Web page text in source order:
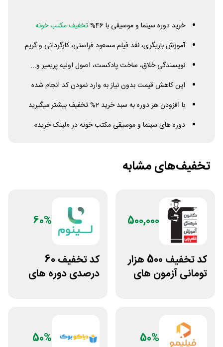
خرید دوره سینما و موسیقی با 46%
تخفیف مکتب خونه
آموزش بازیگری، نقد فیلم مسعود فراستی، کارگردانی و گریم
نویسندگی خلاق، ساخت پادکست، اصول اولیه پریمیر و...
این کاهش قیمت بدون نیاز به وارد نمودن کد انجام شده
با افزودن هر دوره به سبد خرید 2% تخفیف بیشتر میگیرید
دوره های سینما و موسیقی مکتب خونه در «لینک خرید»
تخفیف‌های مشابه
500,000
کد تخفیف 500 هزار
تومانی آزمون های
60%
کد تخفیف 60
درصدی دوره های
50%
50%